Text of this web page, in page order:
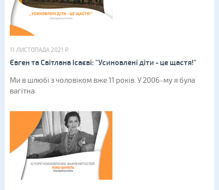
11 ЛИСТОПАДА 2021 Р.
Євген та Світлана Ісаєві: "Усиновлені діти - це щастя!"
Ми в шлюбі з чоловіком вже 11 років. У 2006-му я була
вагітна